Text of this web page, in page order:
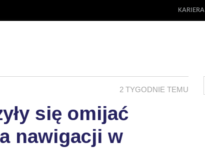
KARIERA
2 TYGODNIE TEMU
się omijać
nawigacji w